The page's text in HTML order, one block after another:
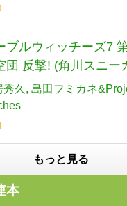
ブルウィッチーズ7
団 反撃! (角川スニー
久
島田フミカネ
もっと見る
本